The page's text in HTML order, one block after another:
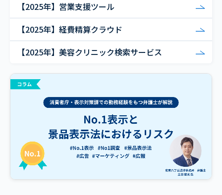
【2025年】営業支援ツール
【2025年】経費精算クラウド
【2025年】美容クリニック検索サービス